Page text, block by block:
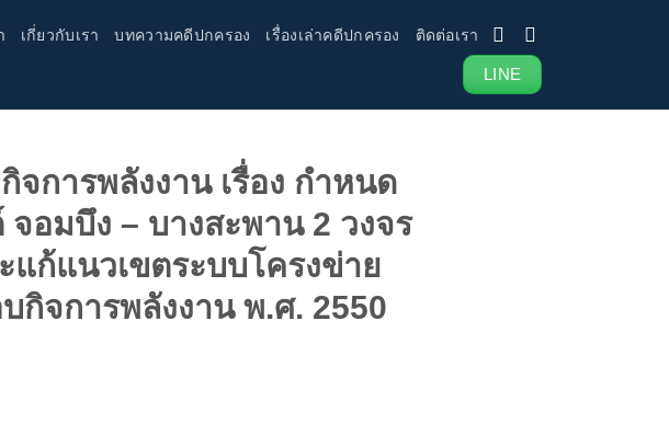
เกี่ยวกับเรา บทความคดีปกครอง เรื่องเล่าคดีปกครอง ติดต่อเรา
LINE
การพลังงาน เรื่อง กำหนด
อมบึง – บางสะพาน 2 วงจร
ก้แนวเขตระบบโครงข่าย
จการพลังงาน พ.ศ. 2550